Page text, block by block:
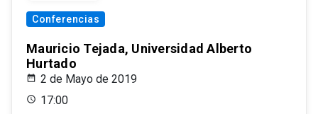
Conferencias
Mauricio Tejada, Universidad Alberto
Hurtado
2 de Mayo de 2019
17:00